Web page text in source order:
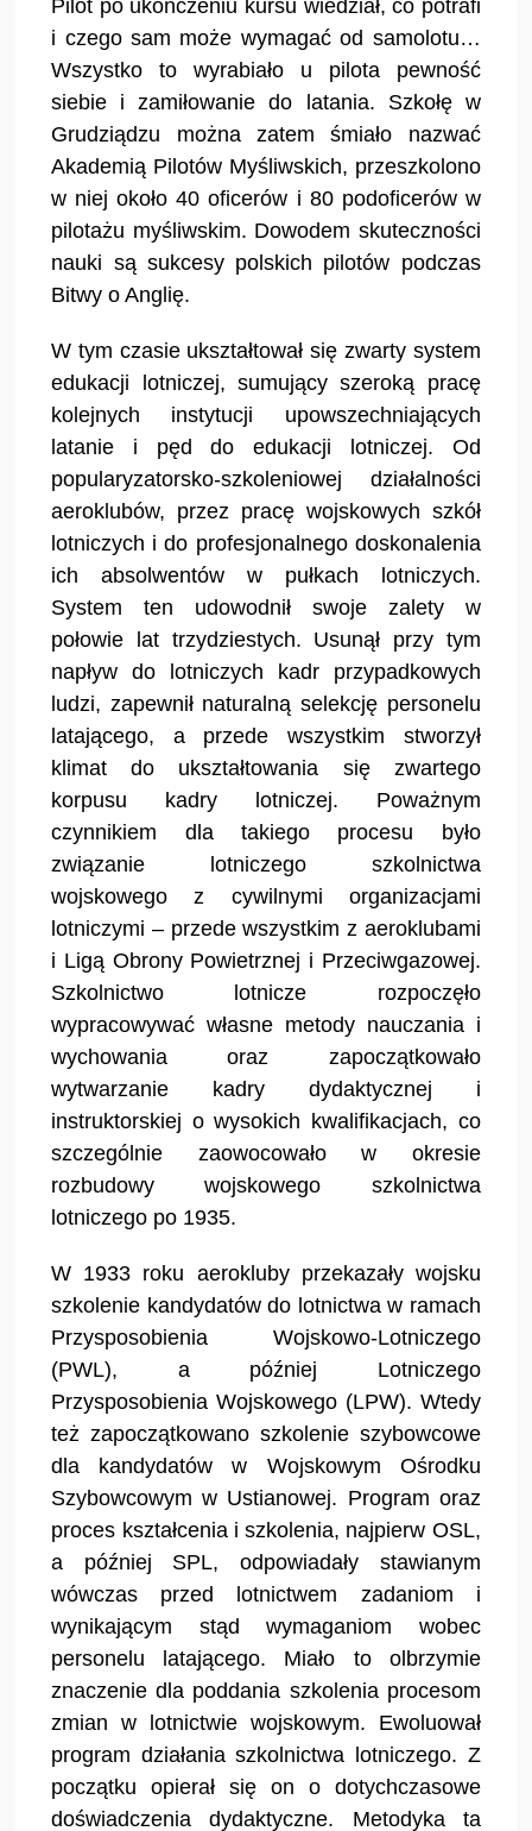
Pilot po ukończeniu kursu wiedział, co potrafi
i czego sam może wymagać od samolotu…
Wszystko to wyrabiało u pilota pewność
siebie i zamiłowanie do latania. Szkołę w
Grudziądzu można zatem śmiało nazwać
Akademią Pilotów Myśliwskich, przeszkolono
w niej około 40 oficerów i 80 podoficerów w
pilotażu myśliwskim. Dowodem skuteczności
nauki są sukcesy polskich pilotów podczas
Bitwy o Anglię.
W tym czasie ukształtował się zwarty system
edukacji lotniczej, sumujący szeroką pracę
kolejnych instytucji upowszechniających
latanie i pęd do edukacji lotniczej. Od
popularyzatorsko-szkoleniowej działalności
aeroklubów, przez pracę wojskowych szkół
lotniczych i do profesjonalnego doskonalenia
ich absolwentów w pułkach lotniczych.
System ten udowodnił swoje zalety w
połowie lat trzydziestych. Usunął przy tym
napływ do lotniczych kadr przypadkowych
ludzi, zapewnił naturalną selekcję personelu
latającego, a przede wszystkim stworzył
klimat do ukształtowania się zwartego
korpusu kadry lotniczej. Poważnym
czynnikiem dla takiego procesu było
związanie lotniczego szkolnictwa
wojskowego z cywilnymi organizacjami
lotniczymi – przede wszystkim z aeroklubami
i Ligą Obrony Powietrznej i Przeciwgazowej.
Szkolnictwo lotnicze rozpoczęło
wypracowywać własne metody nauczania i
wychowania oraz zapoczątkowało
wytwarzanie kadry dydaktycznej i
instruktorskiej o wysokich kwalifikacjach, co
szczególnie zaowocowało w okresie
rozbudowy wojskowego szkolnictwa
lotniczego po 1935.
W 1933 roku aerokluby przekazały wojsku
szkolenie kandydatów do lotnictwa w ramach
Przysposobienia Wojskowo-Lotniczego
(PWL), a później Lotniczego
Przysposobienia Wojskowego (LPW). Wtedy
też zapoczątkowano szkolenie szybowcowe
dla kandydatów w Wojskowym Ośrodku
Szybowcowym w Ustianowej. Program oraz
proces kształcenia i szkolenia, najpierw OSL,
a później SPL, odpowiadały stawianym
wówczas przed lotnictwem zadaniom i
wynikającym stąd wymaganiom wobec
personelu latającego. Miało to olbrzymie
znaczenie dla poddania szkolenia procesom
zmian w lotnictwie wojskowym. Ewoluował
program działania szkolnictwa lotniczego. Z
początku opierał się on o dotychczasowe
doświadczenia dydaktyczne. Metodyka ta